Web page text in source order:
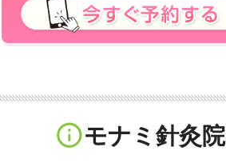
info_outlineモナミ針灸院